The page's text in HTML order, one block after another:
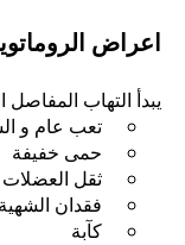
اعراض
يبدأ التهاب
تعب عام و
حمى خفيفة
ثقل العضلات
فقدان الشهية
كآبة